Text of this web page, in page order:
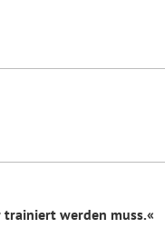
werden muss.«